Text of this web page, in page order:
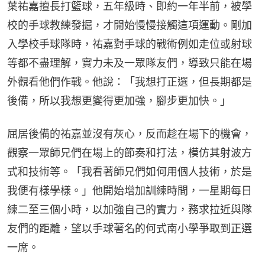
葉祐嘉擅長打籃球，五年級時、即約一年半前，被學
校的手球教練發掘，才開始慢慢接觸這項運動。剛加
入學校手球隊時，祐嘉對手球的戰術例如走位或射球
等都不盡理解，實力未及一眾隊友們，導致只能在場
外觀看他們作戰。他說：「我想打正選，但長期都是
後備，所以我想更變得更加強，腳步更加快。」
屈居後備的祐嘉並沒有灰心，反而趁在場下的機會，
觀察一眾師兄們在場上的節奏和打法，模仿其射波方
式和技術等。「我看著師兄們如何用個人技術，於是
我便有樣學樣。」他開始增加訓練時間，一星期每日
練二至三個小時，以加強自己的實力，務求拉近與隊
友們的距離，望以手球著名的何式南小學爭取到正選
一席。